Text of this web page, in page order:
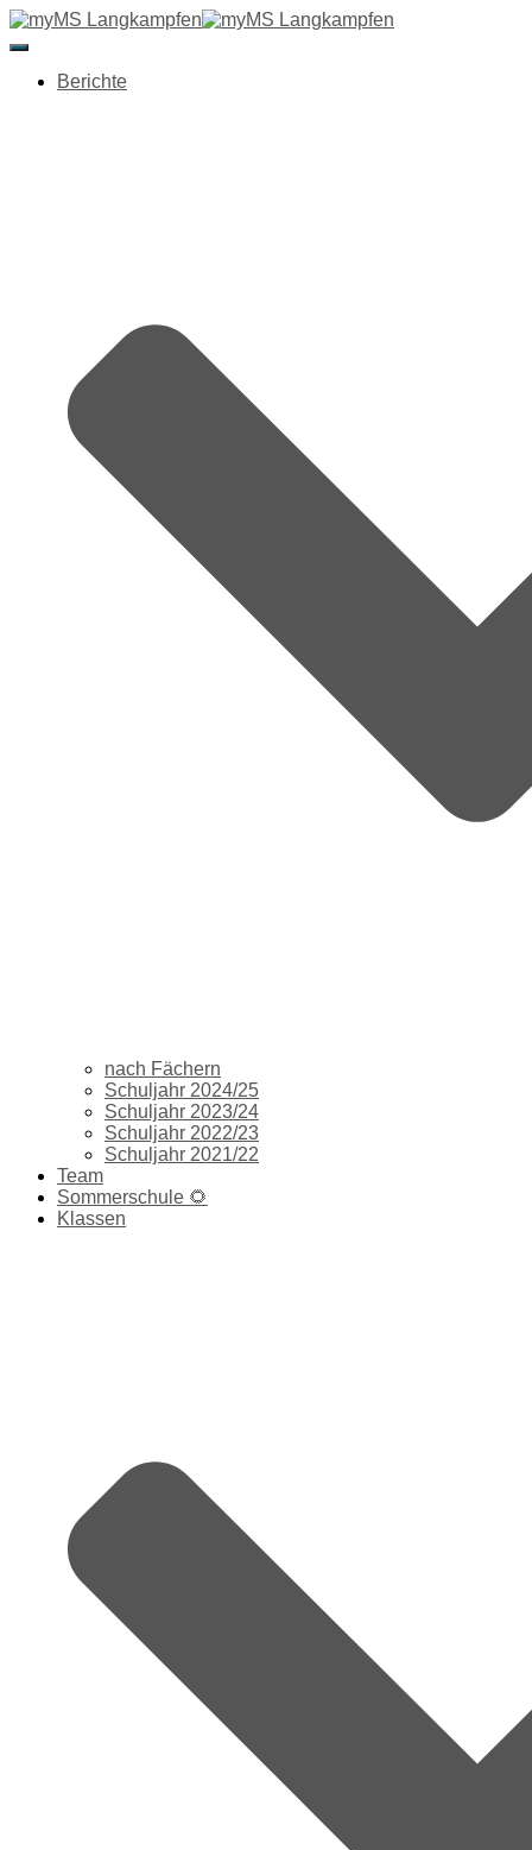
Navigation umschalten
Berichte
nach Fächern
Schuljahr 2024/25
Schuljahr 2023/24
Schuljahr 2022/23
Schuljahr 2021/22
Team
Sommerschule 🌻
Klassen